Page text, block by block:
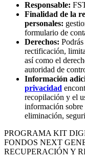
Responsable:
Finalidad de la
personales:
formulario de
Derechos:
rectificación,
así como el
autoridad de
Información
privacidad
recopilación y el
información sobre
eliminación,
PROGRAMA KIT
FONDOS NEXT
RECUPERACIÓN Y